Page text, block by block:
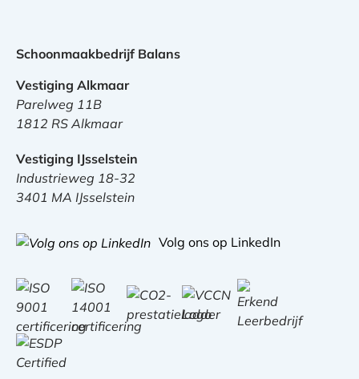
Schoonmaakbedrijf Balans
Vestiging Alkmaar
Parelweg 11B
1812 RS Alkmaar
Vestiging IJsselstein
Industrieweg 18-32
3401 MA IJsselstein
Volg ons op LinkedIn